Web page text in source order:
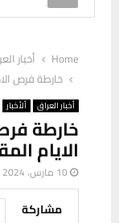
Home
أخبار
خارطة فرص
أخبار العراق ألأخبار
خارطة
الايام
10 مارس، 2024
مشاركة